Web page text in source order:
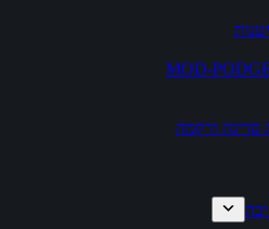
סריגה ורקמה